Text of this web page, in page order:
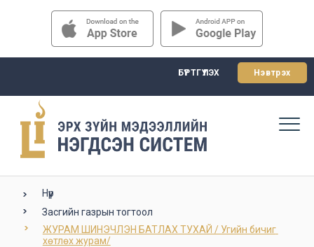
БҮРТГҮҮЛЭХ Нэвтрэх
Нүүр
Засгийн газрын тогтоол
ЖУРАМ ШИНЭЧЛЭН БАТЛАХ ТУХАЙ / Угийн бичиг
хөтлөх журам/